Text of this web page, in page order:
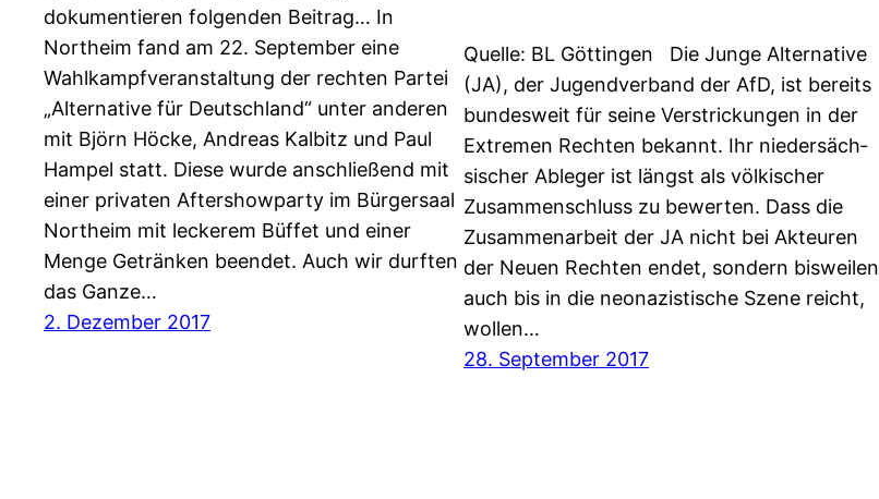
dokumentieren folgenden Beitrag… In
Northeim fand am 22. September eine
Wahlkampfveranstaltung der rechten Partei
„Alternative für Deutschland“ unter anderen
mit Björn Höcke, Andreas Kalbitz und Paul
Hampel statt. Diese wurde anschließend mit
einer privaten Aftershowparty im Bürgersaal
Northeim mit leckerem Büffet und einer
Menge Getränken beendet. Auch wir durften
das Ganze…
2. Dezember 2017
Quelle: BL Göttingen Die Junge Alter­na­tive
(JA), der Jugend­ver­band der AfD, ist bere­its
bun­desweit für seine Ver­strick­un­gen in der
Extremen Rechten bekannt. Ihr nieder­säch­
sis­cher Ableger ist längst als völkischer
Zusam­men­schluss zu bew­erten. Dass die
Zusam­me­nar­beit der JA nicht bei Akteuren
der Neuen Rechten endet, son­dern bisweilen
auch bis in die neon­azis­tis­che Szene reicht,
wollen…
28. September 2017